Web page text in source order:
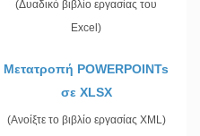
(Δυαδικό βιβλίο εργασίας του
Excel)
Μετατροπή POWERPOINTs
σε XLSX
(Ανοίξτε το βιβλίο εργασίας XML)